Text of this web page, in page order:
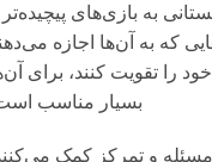
به بازی‌های
که به آن‌ها اجازه
را تقویت کنند، برای
بسیار مناسب
و تمرکز کمک